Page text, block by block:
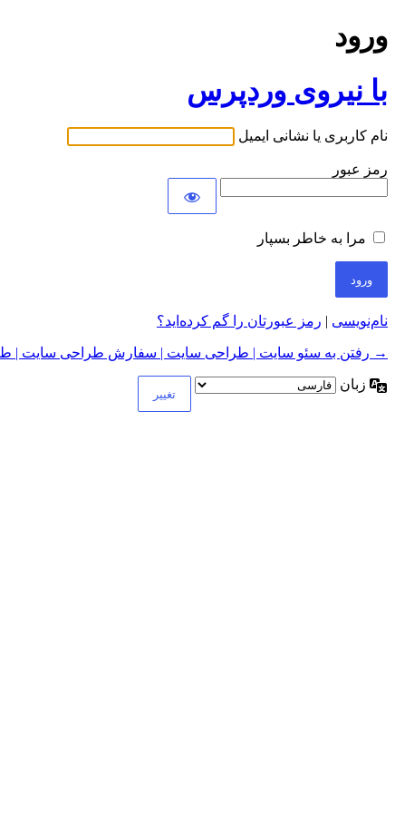
ورود
با نیروی وردپرس
نام کاربری یا نشانی ایمیل
رمز عبور
مرا به خاطر بسپار
نام‌نویسی | رمز عبورتان را گم کرده‌اید؟
→ رفتن به سئو سایت | طراحی سایت | سفارش طراحی سایت |
زبان